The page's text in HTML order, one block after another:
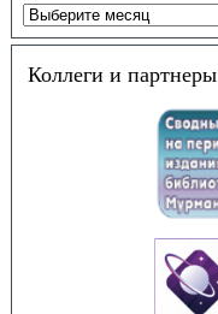
Коллеги и партнеры